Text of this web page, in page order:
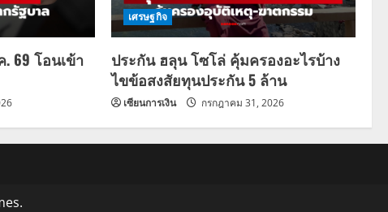
. 69 โอนเข้า
เศรษฐกิจ
ประกัน ฮลุน โซโล่ คุ้มครองอะไรบ้าง
ไขข้อสงสัยทุนประกัน 5 ล้าน
เซียนการเงิน กรกฎาคม 31, 2026